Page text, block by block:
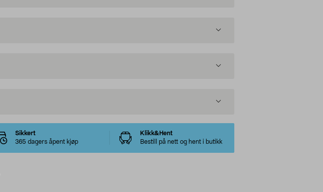
Sikkert
365 dagers åpent kjøp
Klikk&Hent
Bestill på nett og hent i butikk